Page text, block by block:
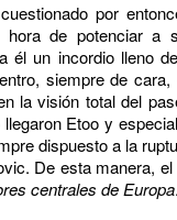
por
horade potenciar a
él un incordio lleno
siempre de cara,
la visión total del
Etoo y
dispuesto a la
De esta manera,
centrales de Europa.